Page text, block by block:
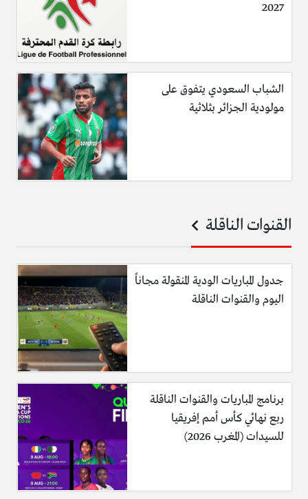
2027
الشباب السعودي يتفوق على
مولودية الجزائر بثلاثية
القنوات الناقلة
جدول المباريات الودية المنقولة مجاناً
اليوم والقنوات الناقلة
برنامج المباريات والقنوات الناقلة
ربع نهائي كأس أمم إفريقيا
للسيدات (المغرب 2026)